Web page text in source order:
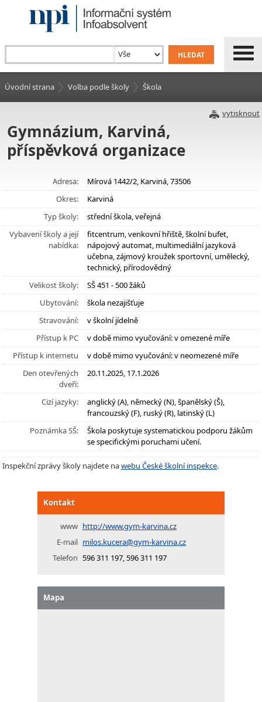
Úvodní strana Volba podle školy Škola
vytisknout
Gymnázium, Karviná,
příspěvková organizace
Adresa:
Mírová 1442/2, Karviná, 73506
Okres:
Karviná
Typ školy:
střední škola, veřejná
Vybavení školy a její
nabídka:
fitcentrum, venkovní hřiště, školní bufet,
nápojový automat, multimediální jazyková
učebna, zájmový kroužek sportovní, umělecký,
technický, přírodovědný
Velikost školy:
SŠ 451 - 500 žáků
Ubytování:
škola nezajišťuje
Stravování:
v školní jídelně
Přístup k PC
v době mimo vyučování: v omezené míře
Přístup k internetu
v době mimo vyučování: v neomezené míře
Den otevřených
dveří:
20.11.2025, 17.1.2026
Cizí jazyky:
anglický (A), německý (N), španělský (Š),
francouzský (F), ruský (R), latinský (L)
Poznámka SŠ:
Škola poskytuje systematickou podporu žákům
se specifickými poruchami učení.
Inspekční zprávy školy najdete nawebu České školní inspekce.
Kontakt
www http://www.gym-karvina.cz
E-mail milos.kucera@gym-karvina.cz
Telefon 596 311 197, 596 311 197
Mapa